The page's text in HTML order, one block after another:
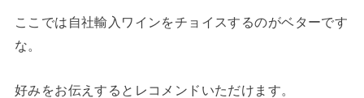
ここでは自社輸入ワインをチョイスするのがベターです
な。
好みをお伝えするとレコメンドいただけます。